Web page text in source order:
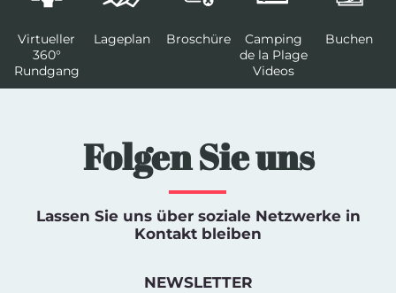
Virtueller
360°
Rundgang
Lageplan Broschüre
Camping
de la Plage
Videos
Buchen
Folgen Sie uns
Lassen Sie uns über soziale Netzwerke in
Kontakt bleiben
NEWSLETTER